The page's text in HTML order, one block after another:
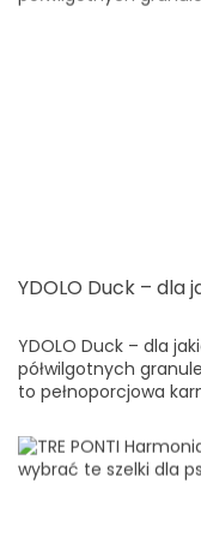
YDOLO Duck – dla
półwilgotnych
to pełnoporcjowa
z k...